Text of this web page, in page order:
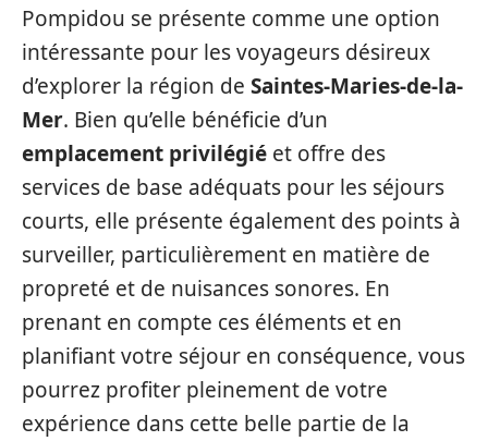
Pompidou se présente comme une option
intéressante pour les voyageurs désireux
d’explorer la région de Saintes-Maries-de-la-
Mer. Bien qu’elle bénéficie d’un
emplacement privilégié et offre des
services de base adéquats pour les séjours
courts, elle présente également des points à
surveiller, particulièrement en matière de
propreté et de nuisances sonores. En
prenant en compte ces éléments et en
planifiant votre séjour en conséquence, vous
pourrez profiter pleinement de votre
expérience dans cette belle partie de la